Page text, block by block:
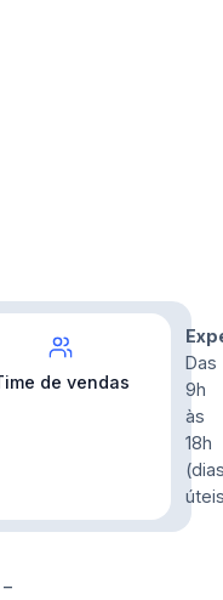
de vendas
Das
9h
às
18h